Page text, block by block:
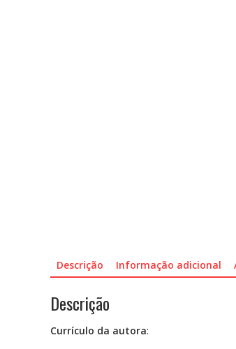
Descrição Informação adicional
Descrição
Currículo da autora: